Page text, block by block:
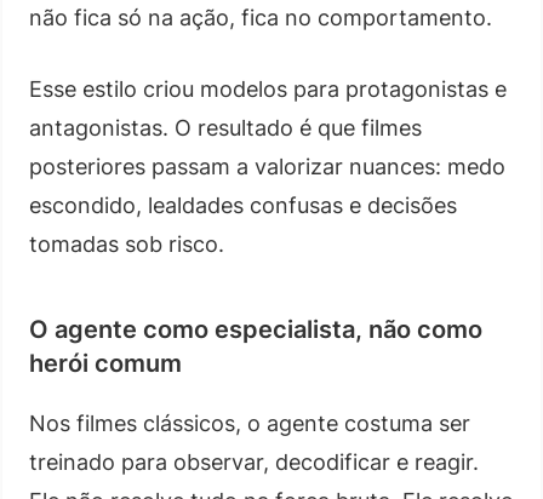
não fica só na ação, fica no comportamento.
Esse estilo criou modelos para protagonistas e
antagonistas. O resultado é que filmes
posteriores passam a valorizar nuances: medo
escondido, lealdades confusas e decisões
tomadas sob risco.
O agente como especialista, não como
herói comum
Nos filmes clássicos, o agente costuma ser
treinado para observar, decodificar e reagir.